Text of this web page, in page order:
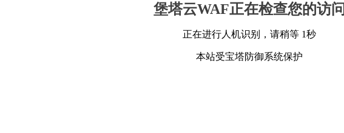
堡塔云WAF正在检查您的访问
正在进行人机识别，请稍等 1秒
本站受宝塔防御系统保护